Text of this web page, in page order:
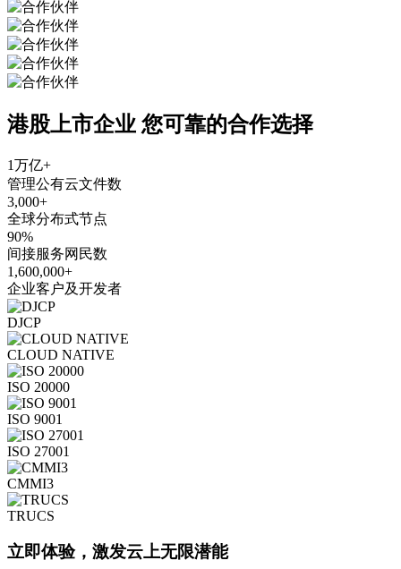
港股上市企业 您可靠的合作选择
1万亿+
管理公有云文件数
3,000+
全球分布式节点
90%
间接服务网民数
1,600,000+
企业客户及开发者
DJCP
CLOUD NATIVE
ISO 20000
ISO 9001
ISO 27001
CMMI3
TRUCS
立即体验，激发云上无限潜能